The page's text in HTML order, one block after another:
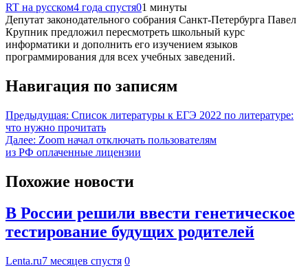
RT на русском4 года спустя01 минуты
Депутат законодательного собрания Санкт-Петербурга Павел
Крупник предложил пересмотреть школьный курс
информатики и дополнить его изучением языков
программирования для всех учебных заведений.
Навигация по записям
Предыдущая: Список литературы к ЕГЭ 2022 по литературе:
что нужно прочитать
Далее: Zoom начал отключать пользователям
из РФ оплаченные лицензии
Похожие новости
В России решили ввести генетическое
тестирование будущих родителей
Lenta.ru7 месяцев спустя 0